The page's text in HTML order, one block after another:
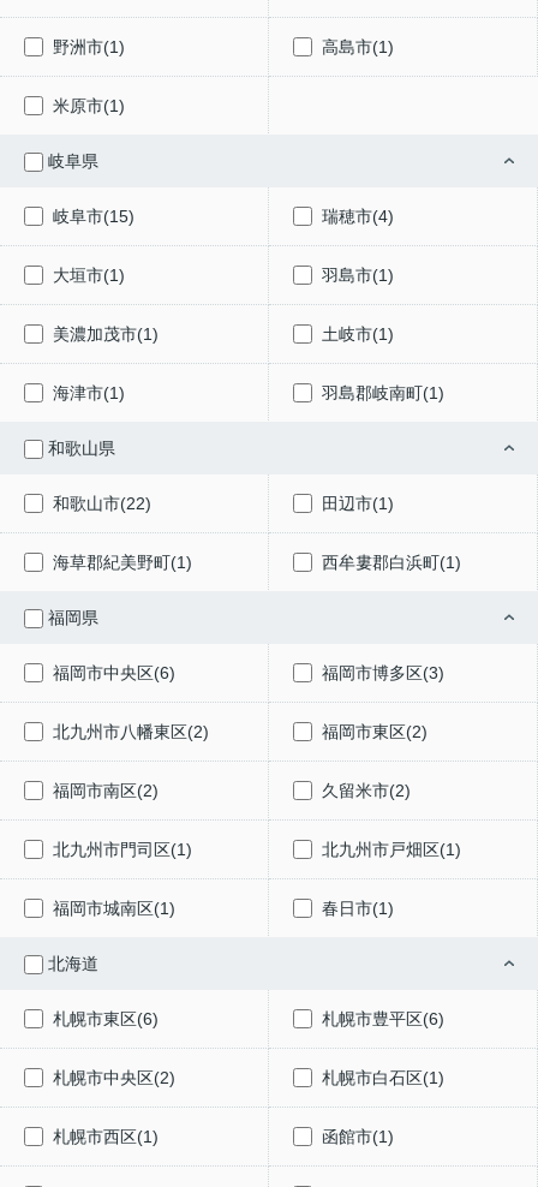
野洲市(1) 高島市(1)
米原市(1)
岐阜県
岐阜市(15) 瑞穂市(4)
大垣市(1) 羽島市(1)
美濃加茂市(1) 土岐市(1)
海津市(1) 羽島郡岐南町(1)
和歌山県
和歌山市(22) 田辺市(1)
海草郡紀美野町(1) 西牟婁郡白浜町(1)
福岡県
福岡市中央区(6) 福岡市博多区(3)
北九州市八幡東区(2) 福岡市東区(2)
福岡市南区(2) 久留米市(2)
北九州市門司区(1) 北九州市戸畑区(1)
福岡市城南区(1) 春日市(1)
北海道
札幌市東区(6) 札幌市豊平区(6)
札幌市中央区(2) 札幌市白石区(1)
札幌市西区(1) 函館市(1)